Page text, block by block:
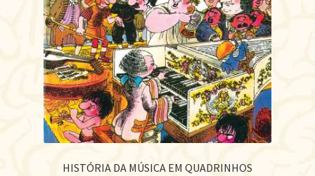
HISTÓRIA DA MÚSICA EM QUADRINHOS